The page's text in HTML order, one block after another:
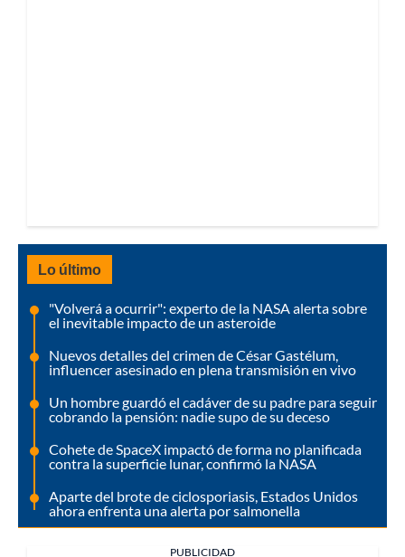
Lo último
"Volverá a ocurrir": experto de la NASA alerta sobre
el inevitable impacto de un asteroide
Nuevos detalles del crimen de César Gastélum,
influencer asesinado en plena transmisión en vivo
Un hombre guardó el cadáver de su padre para seguir
cobrando la pensión: nadie supo de su deceso
Cohete de SpaceX impactó de forma no planificada
contra la superficie lunar, confirmó la NASA
Aparte del brote de ciclosporiasis, Estados Unidos
ahora enfrenta una alerta por salmonella
PUBLICIDAD